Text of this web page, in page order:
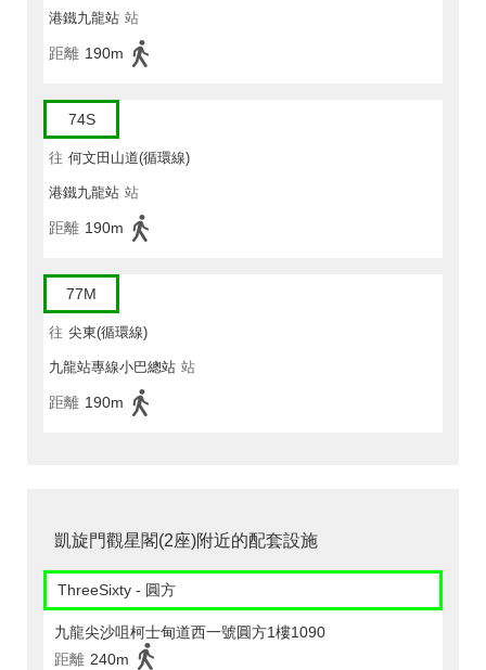
港鐵九龍站 站
距離 190m
74S
往 何文田山道(循環線)
港鐵九龍站 站
距離 190m
77M
往 尖東(循環線)
九龍站專線小巴總站 站
距離 190m
凱旋門觀星閣(2座)附近的配套設施
ThreeSixty - 圓方
九龍尖沙咀柯士甸道西一號圓方1樓1090
距離 240m